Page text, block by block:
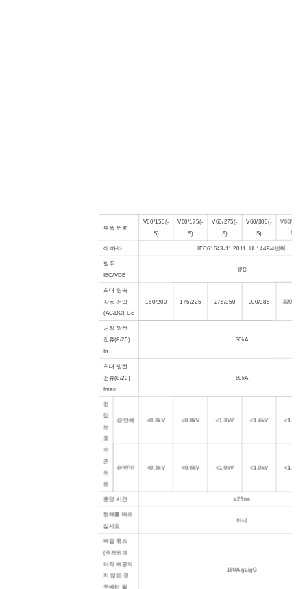
부품 번호
V60/150(-
S)
V60/175(-
S)
V60/275(-
S)
V60/300(-
S)
V60/320(-
S)
에 따라 IEC61643-11:2011; UL1449-4번째
범주
IEC/VDE
II/C
최대 연속
작동 전압
(AC/DC) Uc
150/200 175/225 275/350 300/385 320
공칭 방전
전류(8/20)
In
30kA
최대 방전
전류(8/20)
Imax
60kA
전
압
보
호
수
준
위
로
@안에 <0.8kV <0.8kV <1.3kV <1.4kV <1.5kV
@VPR <0.5kV <0.6kV <1.0kV <1.0kV <1.1kV
응답 시간 ≤25ns
현재를 따르
십시오
아니
백업 퓨즈
(주전원에
아직 제공되
지 않은 경
우에만 필
160A gL/gG